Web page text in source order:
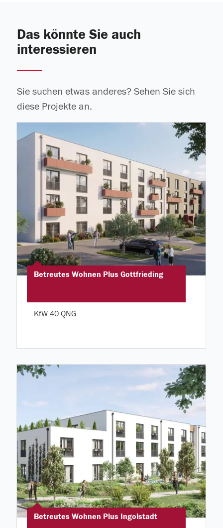
Das könnte Sie auch
interessieren
Sie suchen etwas anderes? Sehen Sie sich
diese Projekte an.
Betreutes Wohnen Plus Gottfrieding
KfW 40 QNG
Betreutes Wohnen Plus Ingolstadt